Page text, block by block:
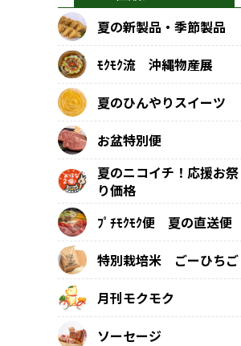
夏の新製品・季節製品
ﾓｸﾓｸ流 沖縄物産展
夏のひんやりスイーツ
お盆特別便
夏のニコイチ！応援お祭
り価格
ﾌﾟﾁﾓｸﾓｸ便 夏の直送便
特別栽培米 ごーひちご
月刊モクモク
ソーセージ